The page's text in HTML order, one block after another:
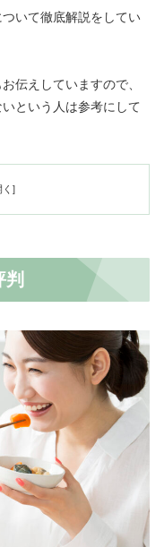
いて徹底解説をしてい
伝えしていますので、
という人は参考にして